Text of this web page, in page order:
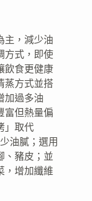
主，減少油
方式，即使
飲食更健康
蒸方式並搭
加過多油
富但熱量偏
」取代
油膩；選用
、豬皮；並
，增加纖維